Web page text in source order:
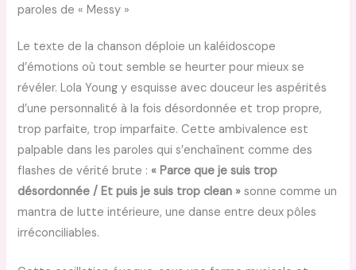
paroles de « Messy »
Le texte de la chanson déploie un kaléidoscope
d’émotions où tout semble se heurter pour mieux se
révéler. Lola Young y esquisse avec douceur les aspérités
d’une personnalité à la fois désordonnée et trop propre,
trop parfaite, trop imparfaite. Cette ambivalence est
palpable dans les paroles qui s’enchaînent comme des
flashes de vérité brute :« Parce que je suis trop
désordonnée / Et puis je suis trop clean » sonne comme un
mantra de lutte intérieure, une danse entre deux pôles
irréconciliables.